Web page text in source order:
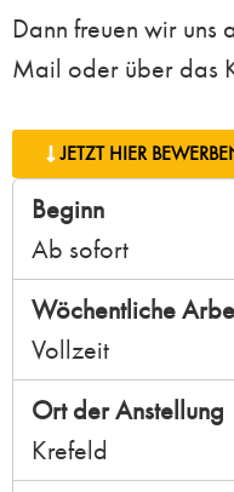
Dann freuen wir uns
Mail oder über das
JETZT HIER
Beginn
Ab sofort
Wöchentliche
Vollzeit
Ort der Anstellung
Krefeld